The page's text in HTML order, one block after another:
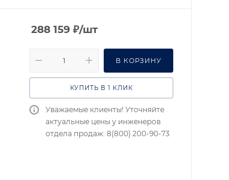
288 159 ₽/шт
В КОРЗИНУ
КУПИТЬ В 1 КЛИК
Уважаемые клиенты! Уточняйте
актуальные цены у инженеров
отдела продаж: 8(800) 200-90-73